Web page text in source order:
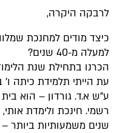
לרבקה היקרה,
כיצד מודים למחנכת
למעלה מ-40 שנים?
עת הייתי תלמידת כיתה ו'
ע"ש א.ד. גורדון – הוא
רשמי. חינכת ולימדת
שנים משמעותיות ביותר –